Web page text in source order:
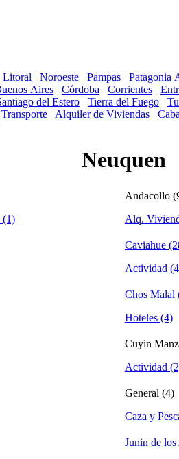
Litoral Noroeste Pampas Patagonia
Aires Córdoba Corrientes
del Estero Tierra del Fuego
Alquiler de Viviendas
Neuquen
(1)
Andacollo
Alq.
Caviahue
Actividad
Chos Malal
Hoteles (4)
Cuyin
Actividad
General (4)
Caza y
Junin de